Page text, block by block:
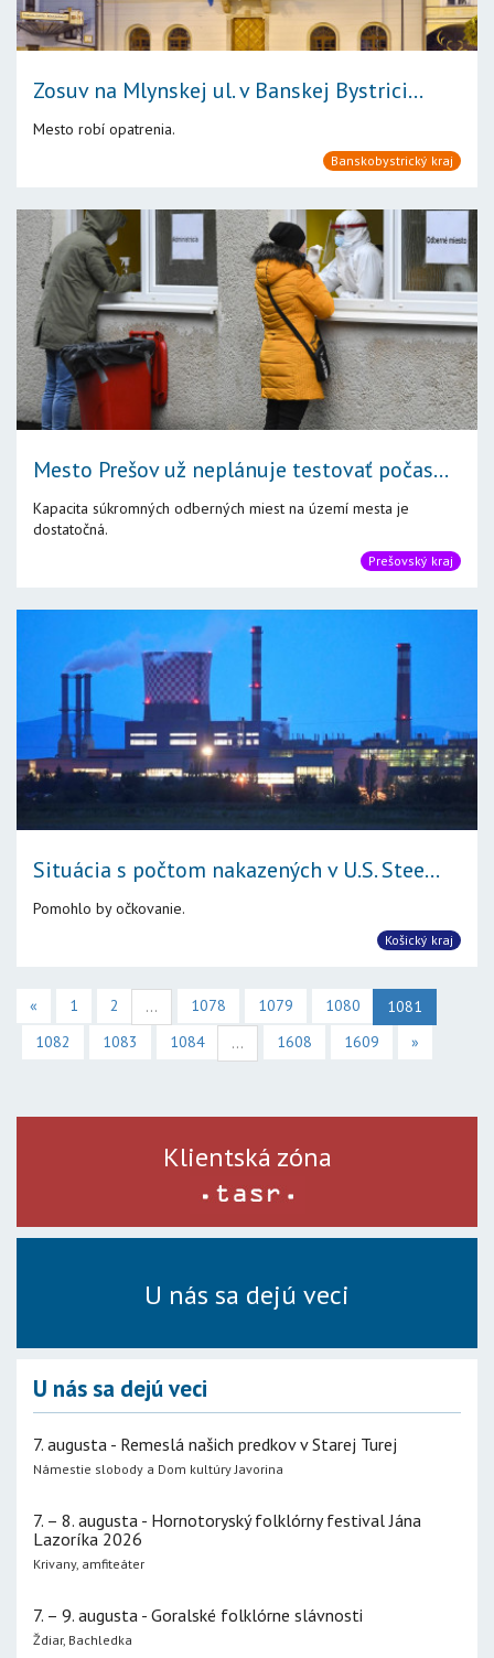
Zosuv na Mlynskej ul. v Banskej Bystrici...
Mesto robí opatrenia.
Banskobystrický kraj
Mesto Prešov už neplánuje testovať počas...
Kapacita súkromných odberných miest na území mesta je
dostatočná.
Prešovský kraj
Situácia s počtom nakazených v U.S. Stee...
Pomohlo by očkovanie.
Košický kraj
« 1 2 ... 1078 1079 1080
1081
1082
1083 1084 ... 1608 1609 »
Klientská zóna
U nás sa dejú veci
U nás sa dejú veci
7. augusta - Remeslá našich predkov v Starej Turej
Námestie slobody a Dom kultúry Javorina
7. – 8. augusta - Hornotoryský folklórny festival Jána
Lazoríka 2026
Krivany, amfiteáter
7. – 9. augusta - Goralské folklórne slávnosti
Ždiar, Bachledka